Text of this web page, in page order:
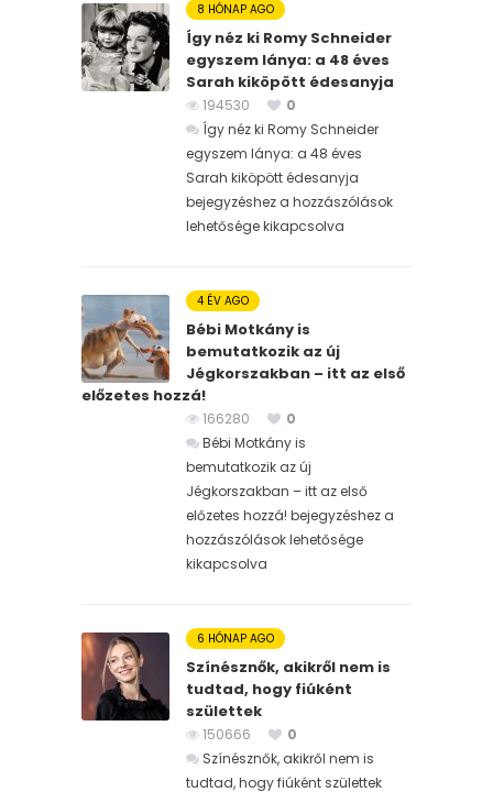
8 HÓNAP AGO
Így néz ki Romy Schneider
egyszem lánya: a 48 éves
Sarah kiköpött édesanyja
194530
0
Így néz ki Romy Schneider
egyszem lánya: a 48 éves
Sarah kiköpött édesanyja
bejegyzéshez a hozzászólások
lehetősége kikapcsolva
4 ÉV AGO
Bébi Motkány is
bemutatkozik az új
Jégkorszakban – itt az első
előzetes hozzá!
166280
0
Bébi Motkány is
bemutatkozik az új
Jégkorszakban – itt az első
előzetes hozzá! bejegyzéshez a
hozzászólások lehetősége
kikapcsolva
6 HÓNAP AGO
Színésznők, akikről nem is
tudtad, hogy fiúként
születtek
150666
0
Színésznők, akikről nem is
tudtad, hogy fiúként születtek